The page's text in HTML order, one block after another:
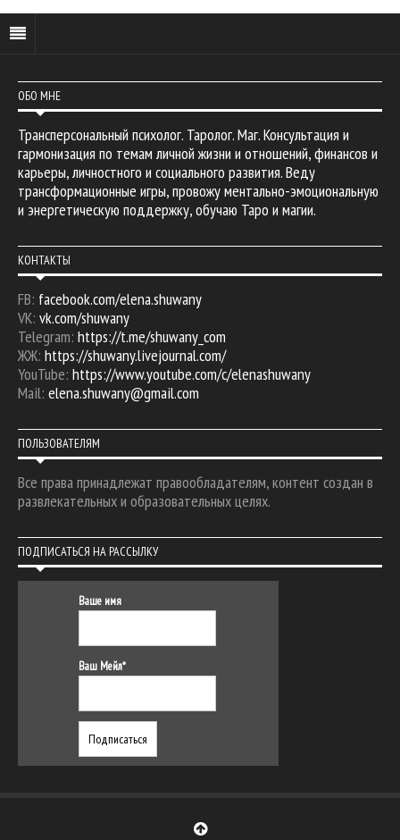
ОБО МНЕ
Трансперсональный психолог. Таролог. Маг. Консультация и
гармонизация по темам личной жизни и отношений, финансов и
карьеры, личностного и социального развития. Веду
трансформационные игры, провожу ментально-эмоциональную
и энергетическую поддержку, обучаю Таро и магии.
КОНТАКТЫ
FB: facebook.com/elena.shuwany
VK: vk.com/shuwany
Telegram: https://t.me/shuwany_com
ЖЖ: https://shuwany.livejournal.com/
YouTube: https://www.youtube.com/c/elenashuwany
Mail: elena.shuwany@gmail.com
ПОЛЬЗОВАТЕЛЯМ
Все права принадлежат правообладателям, контент создан в
развлекательных и образовательных целях.
ПОДПИСАТЬСЯ НА РАССЫЛКУ
Ваше имя
Ваш Мейл*